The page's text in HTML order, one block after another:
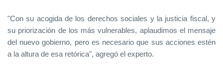
"Con su acogida de los derechos sociales y la justicia fiscal, y
su priorización de los más vulnerables, aplaudimos el mensaje
del nuevo gobierno, pero es necesario que sus acciones estén
a la altura de esa retórica", agregó el experto.